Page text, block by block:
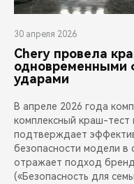
30 апреля 2026
Chery провела
одновременными
ударами
В апреле 2026 года
комплексный краш-тест
подтверждает
безопасности модели в
отражает подход
(«Безопасность для